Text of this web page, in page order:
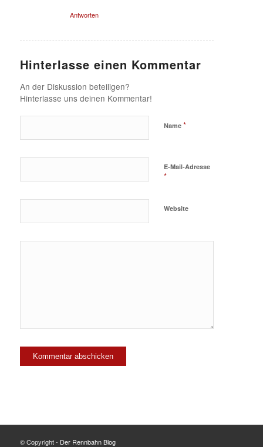
Antworten
Hinterlasse einen Kommentar
An der Diskussion beteiligen?
Hinterlasse uns deinen Kommentar!
Name *
E-Mail-Adresse
*
Website
© Copyright - Der Rennbahn Blog